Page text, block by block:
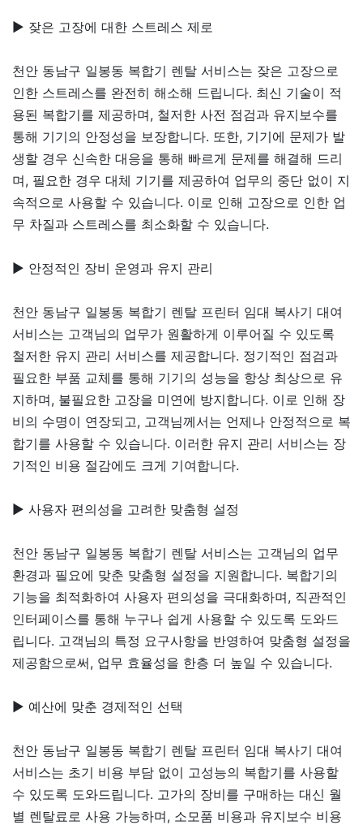
▶ 잦은 고장에 대한 스트레스 제로
천안 동남구 일봉동 복합기 렌탈 서비스는 잦은 고장으로
인한 스트레스를 완전히 해소해 드립니다. 최신 기술이 적
용된 복합기를 제공하며, 철저한 사전 점검과 유지보수를
통해 기기의 안정성을 보장합니다. 또한, 기기에 문제가 발
생할 경우 신속한 대응을 통해 빠르게 문제를 해결해 드리
며, 필요한 경우 대체 기기를 제공하여 업무의 중단 없이 지
속적으로 사용할 수 있습니다. 이로 인해 고장으로 인한 업
무 차질과 스트레스를 최소화할 수 있습니다.
▶ 안정적인 장비 운영과 유지 관리
천안 동남구 일봉동 복합기 렌탈 프린터 임대 복사기 대여
서비스는 고객님의 업무가 원활하게 이루어질 수 있도록
철저한 유지 관리 서비스를 제공합니다. 정기적인 점검과
필요한 부품 교체를 통해 기기의 성능을 항상 최상으로 유
지하며, 불필요한 고장을 미연에 방지합니다. 이로 인해 장
비의 수명이 연장되고, 고객님께서는 언제나 안정적으로 복
합기를 사용할 수 있습니다. 이러한 유지 관리 서비스는 장
기적인 비용 절감에도 크게 기여합니다.
▶ 사용자 편의성을 고려한 맞춤형 설정
천안 동남구 일봉동 복합기 렌탈 서비스는 고객님의 업무
환경과 필요에 맞춘 맞춤형 설정을 지원합니다. 복합기의
기능을 최적화하여 사용자 편의성을 극대화하며, 직관적인
인터페이스를 통해 누구나 쉽게 사용할 수 있도록 도와드
립니다. 고객님의 특정 요구사항을 반영하여 맞춤형 설정을
제공함으로써, 업무 효율성을 한층 더 높일 수 있습니다.
▶ 예산에 맞춘 경제적인 선택
천안 동남구 일봉동 복합기 렌탈 프린터 임대 복사기 대여
서비스는 초기 비용 부담 없이 고성능의 복합기를 사용할
수 있도록 도와드립니다. 고가의 장비를 구매하는 대신 월
별 렌탈료로 사용 가능하며, 소모품 비용과 유지보수 비용